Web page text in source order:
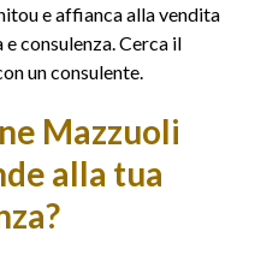
e affianca alla vendita
consulenza. Cerca il
un consulente.
Mazzuoli
alla tua